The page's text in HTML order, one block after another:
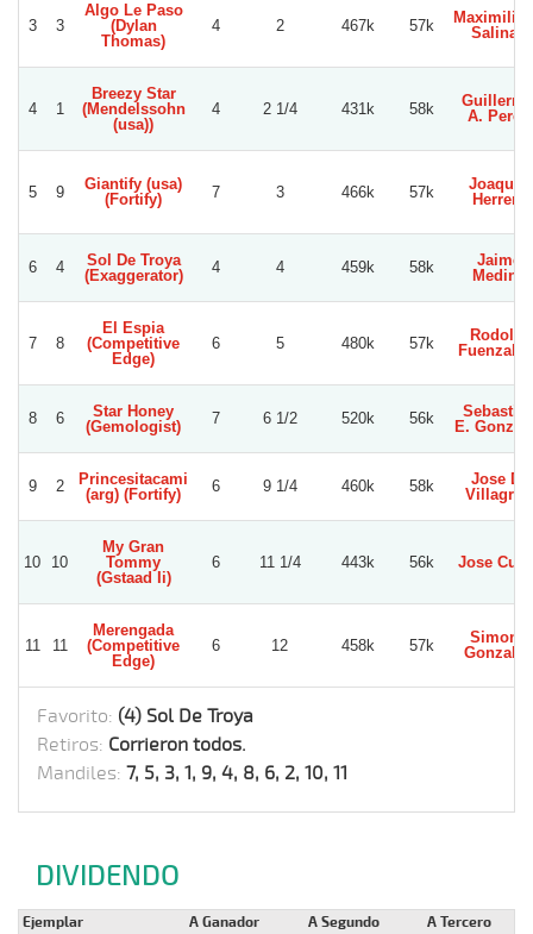
3 3
Algo Le Paso
(Dylan
Thomas)
4 2 467k 57k
Salinas
4 1
Breezy Star
(Mendelssohn
(usa))
4 2 1/4 431k 58k
A. Perez
5 9
Giantify (usa)
(Fortify)
7 3 466k 57k
Joaquin
Herrera
6 4
Sol De Troya
(Exaggerator)
4 4 459k 58k
Jaime
Medina
7 8
El Espia
(Competitive
Edge)
6 5 480k 57k
Rodolfo
8 6
Star Honey
(Gemologist)
7 6 1/2 520k 56k
E.
9 2
Princesitacami
(arg) (Fortify)
6 9 1/4 460k 58k
Jose D.
Villagran
10 10
My Gran
Tommy
(Gstaad Ii)
6 11 1/4 443k 56k Jose
11 11
Merengada
(Competitive
Edge)
6 12 458k 57k
Simond
Gonzalez
Favorito: (4) Sol De Troya
Retiros: Corrieron todos.
Mandiles: 7, 5, 3, 1, 9, 4, 8, 6, 2, 10, 11
DIVIDENDO
Ejemplar A Ganador A Segundo A Tercero